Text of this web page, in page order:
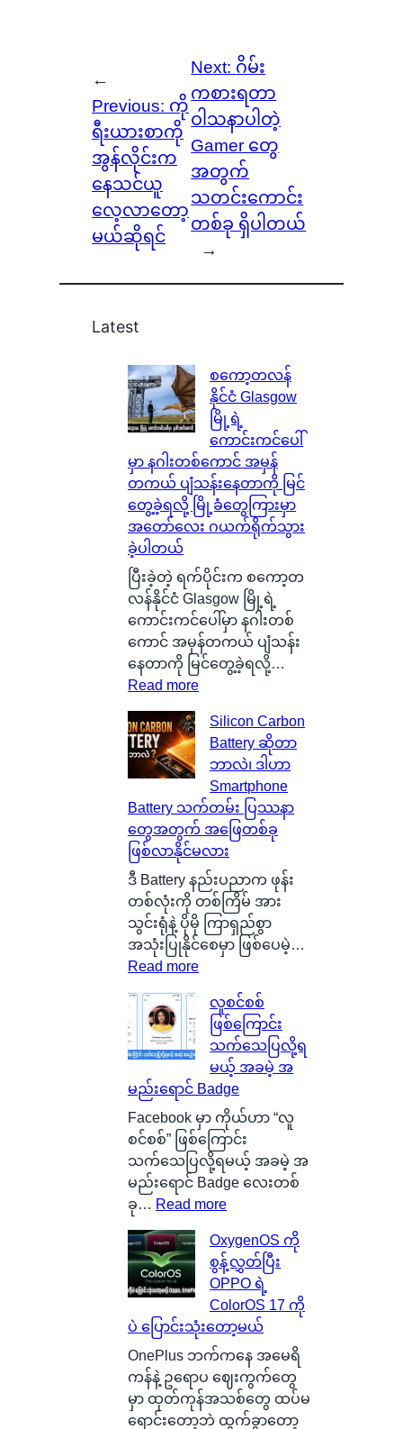
←
Previous: ကို
ရီးယားစာကို
အွန်လိုင်းက
နေသင်ယူ
လေ့လာတော့
မယ်ဆိုရင်
Next: ဂိမ်း
ကစားရတာ
ဝါသနာပါတဲ့
Gamer တွေ
အတွက်
သတင်းကောင်း
တစ်ခု ရှိပါတယ်
→
Latest
စကော့တလန်
နိုင်ငံ Glasgow
မြို့ရဲ့
ကောင်းကင်ပေါ်
မှာ နဂါးတစ်ကောင် အမှန်
တကယ် ပျံသန်းနေတာကို မြင်
တွေ့ခဲ့ရလို့ မြို့ခံတွေကြားမှာ
အတော်လေး ဂယက်ရိုက်သွား
ခဲ့ပါတယ်
ပြီးခဲ့တဲ့ ရက်ပိုင်းက စကော့တ
လန်နိုင်ငံ Glasgow မြို့ရဲ့
ကောင်းကင်ပေါ်မှာ နဂါးတစ်
ကောင် အမှန်တကယ် ပျံသန်း
နေတာကို မြင်တွေ့ခဲ့ရလို့…
Read more:
ကေ
ာ့
တ
လ
န်
နို
င်
ငံ
G
l
a
s
မြို့
ရဲ့
ကေ
ာ
င်
း
က
င်
ါ်
ာ
ဂါ
း
တ
စ်
ကေ
Silicon Carbon
Battery ဆိုတာ
ဘာလဲ၊ ဒါဟာ
Smartphone
Battery သက်တမ်း ပြဿနာ
တွေအတွက် အဖြေတစ်ခု
ဖြစ်လာနိုင်မလား
ဒီ Battery နည်းပညာက ဖုန်း
တစ်လုံးကို တစ်ကြိမ် အား
သွင်းရုံနဲ့ ပိုမို ကြာရှည်စွာ
အသုံးပြုနိုင်စေမှာ ဖြစ်ပေမဲ့…
Read more:
o
n
C
a
r
b
t
e
r
y
ဆို
လူစင်စစ်
ဖြစ်ကြောင်း
သက်သေပြလို့ရ
မယ့် အခမဲ့ အ
မည်းရောင် Badge
Facebook မှာ ကိုယ်ဟာ “လူ
စင်စစ်” ဖြစ်ကြောင်း
သက်သေပြလို့ရမယ့် အခမဲ့ အ
မည်းရောင် Badge လေးတစ်
ခု… Read more:
စ
င်
စ
စ်
ဖြ
စ်
ကြေ
ာ
င်
OxygenOS ကို
စွန့်လွှတ်ပြီး
OPPO ရဲ့
ColorOS 17 ကို
ပဲ ပြောင်းသုံးတော့မယ်
OnePlus ဘက်ကနေ အမေရိ
ကန်နဲ့ ဥရောပ ဈေးကွက်တွေ
မှာ ထုတ်ကုန်အသစ်တွေ ထပ်မ
ရောင်းတော့ဘဲ ထွက်ခွာတော့